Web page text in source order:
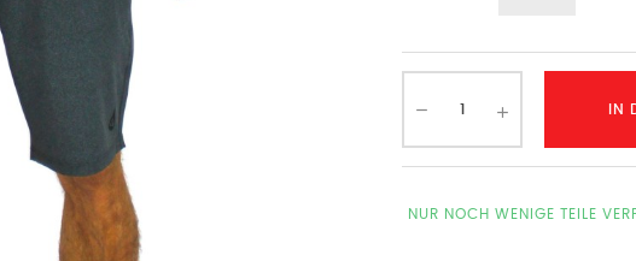
IN
NUR NOCH WENIGE TEILE